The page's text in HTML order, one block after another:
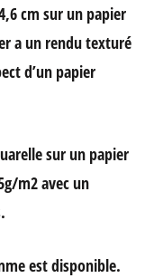
cm sur un papier
a un rendu texturé
d’un papier
sur un papier
m2 avec un
est disponible.